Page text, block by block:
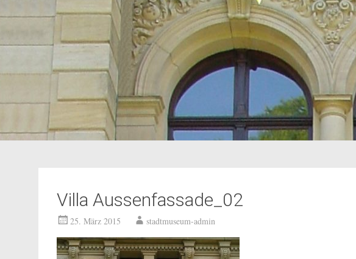
Villa Aussenfassade_02
25. März 2015 stadtmuseum-admin